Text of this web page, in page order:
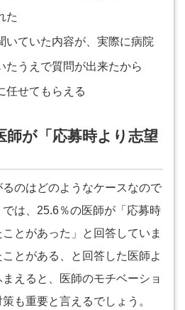
た
いていた内容が、実際に病院
たうえで質問が出来たから
任せてもらえる
師が「応募時より志望
のはどのようなケースなので
は、25.6％の医師が「応募時
とがあった」と回答していま
とがある、と回答した医師よ
えると、医師のモチベーショ
も重要と言えるでしょう。